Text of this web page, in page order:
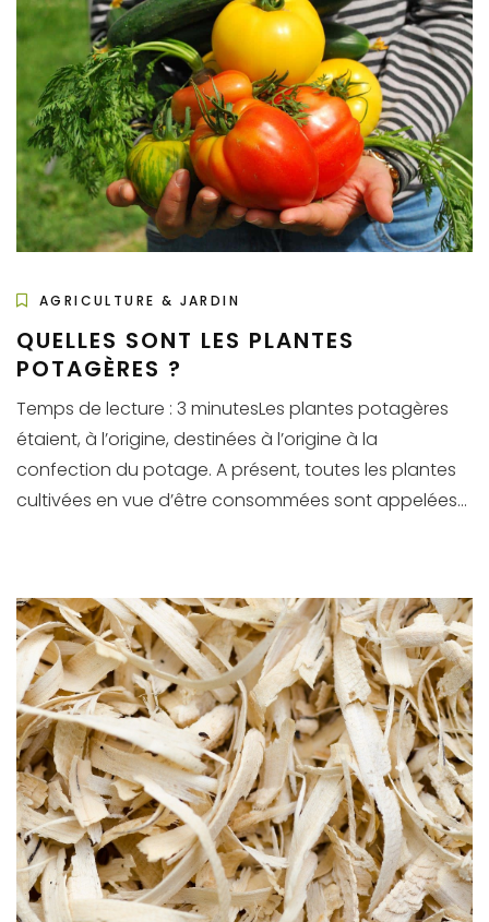
AGRICULTURE & JARDIN
QUELLES SONT LES PLANTES
POTAGÈRES ?
Temps de lecture : 3 minutesLes plantes potagères
étaient, à l’origine, destinées à l’origine à la
confection du potage. A présent, toutes les plantes
cultivées en vue d’être consommées sont appelées...